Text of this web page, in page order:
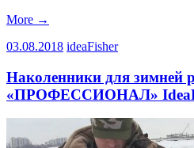
More →
03.08.2018 ideaFisher
Наколенники для зимней
«ПРОФЕССИОНАЛ»